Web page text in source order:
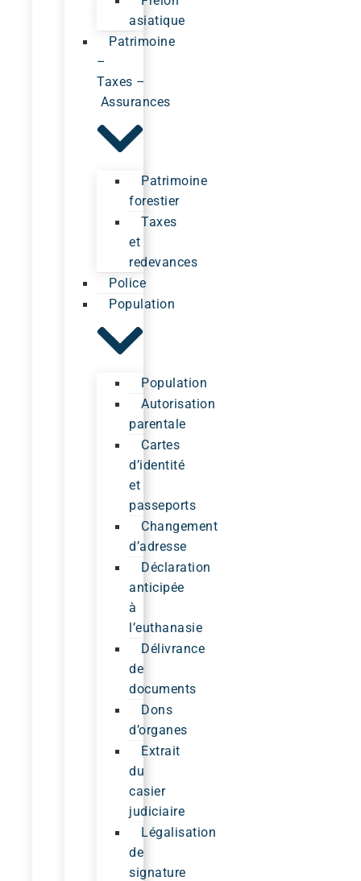
asiatique
Patrimoine
–
Taxes –
Assurances
Patrimoine
forestier
Taxes
et
redevances
Police
Population
Population
Autorisation
parentale
Cartes
d’identité
et
passeports
Changement
d’adresse
Déclaration
anticipée
à
l’euthanasie
Délivrance
de
documents
Dons
d’organes
Extrait
du
casier
judiciaire
Légalisation
de
signature